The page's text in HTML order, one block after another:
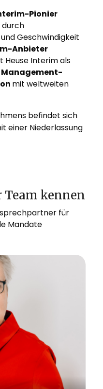
Pionier
durch
Geschwindigkeit
Anbieter
Heuse Interim als
mit weltweiten
befindet sich
einer Niederlassung
Team kennen
für
Mandate
ist seit Juni 2024
Heuse Interim und
Als Expertin
und Professional
bei der
Management-
für den Mehrwert
Management.